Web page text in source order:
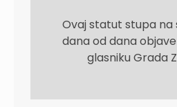
Ovaj statut stupa na
dana od dana
glasniku Grada